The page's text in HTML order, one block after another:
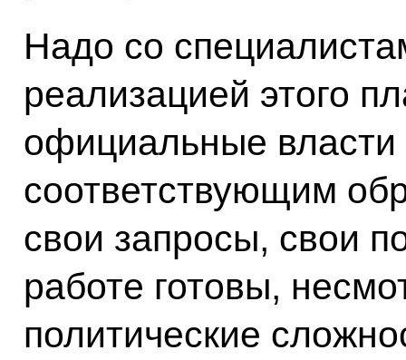
Надо со
реализацией этого
официальные
соответствующим
свои запросы, свои
работе готовы,
политические